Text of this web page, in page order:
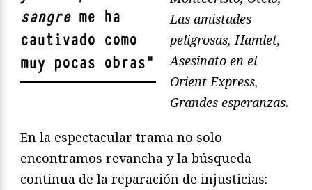
sangreme ha
cautivado como
muy pocas obras"
Las amistades
peligrosas, Hamlet,
Asesinato en el
Orient Express,
Grandes esperanzas.
En la espectacular trama no solo
encontramos revancha y la búsqueda
continua de la reparación de injusticias: